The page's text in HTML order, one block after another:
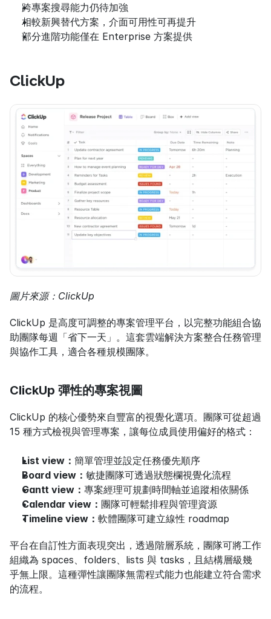
跨專案搜尋能力仍待加強
相較新興替代方案，介面可用性可再提升
部分進階功能僅在 Enterprise 方案提供
ClickUp
圖片來源：ClickUp
ClickUp 是高度可調整的專案管理平台，以完整功能組合協
助團隊每週「省下一天」。這套雲端解決方案整合任務管理
與協作工具，適合各種規模團隊。
ClickUp 彈性的專案視圖
ClickUp 的核心優勢來自豐富的視覺化選項。團隊可從超過
15 種方式檢視與管理專案，讓每位成員使用偏好的格式：
List view： 簡單管理並設定任務優先順序
Board view： 敏捷團隊可透過狀態欄視覺化流程
Gantt view： 專案經理可規劃時間軸並追蹤相依關係
Calendar view： 團隊可輕鬆排程與管理資源
Timeline view： 軟體團隊可建立線性 roadmap
平台在自訂性方面表現突出，透過階層系統，團隊可將工作
組織為 spaces、folders、lists 與 tasks，且結構層級幾
乎無上限。這種彈性讓團隊無需程式能力也能建立符合需求
的流程。